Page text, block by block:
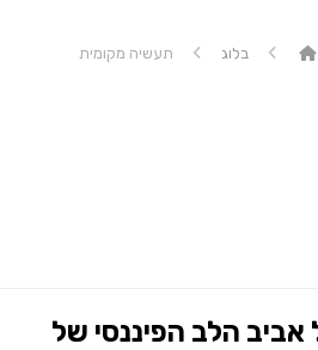
בלוג תעשיה מקומית
הלב הפיננסי של